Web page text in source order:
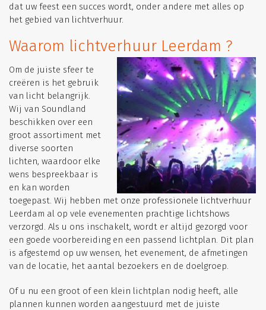
dat uw feest een succes wordt, onder andere met alles op
het gebied van lichtverhuur.
Waarom lichtverhuur Leerdam ?
Om de juiste sfeer te
creëren is het gebruik
van licht belangrijk.
Wij van Soundland
beschikken over een
groot assortiment met
diverse soorten
lichten, waardoor elke
wens bespreekbaar is
en kan worden
toegepast. Wij hebben met onze professionele lichtverhuur
Leerdam al op vele evenementen prachtige lichtshows
verzorgd. Als u ons inschakelt, wordt er altijd gezorgd voor
een goede voorbereiding en een passend lichtplan. Dit plan
is afgestemd op uw wensen, het evenement, de afmetingen
van de locatie, het aantal bezoekers en de doelgroep.
Of u nu een groot of een klein lichtplan nodig heeft, alle
plannen kunnen worden aangestuurd met de juiste